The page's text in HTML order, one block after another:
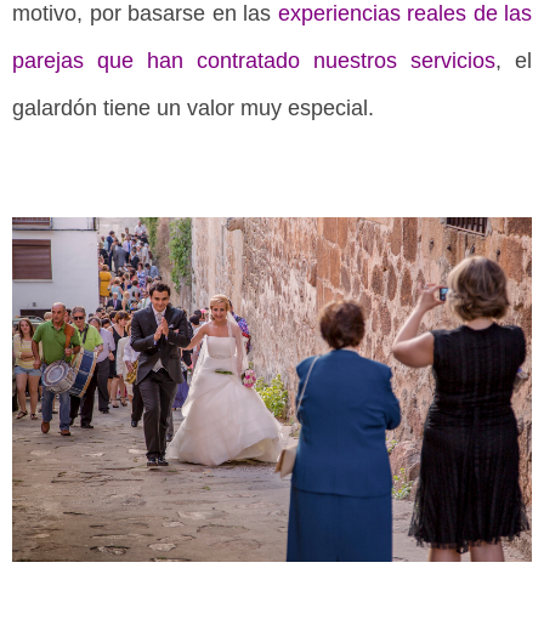
motivo, por basarse en las experiencias reales de las
parejas que han contratado nuestros servicios, el
galardón tiene un valor muy especial.